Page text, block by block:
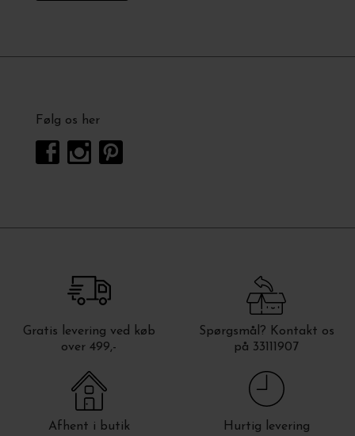
Følg os her
Gratis levering ved køb
over 499,-
Spørgsmål? Kontakt os
på 33111907
Afhent i butik Hurtig levering